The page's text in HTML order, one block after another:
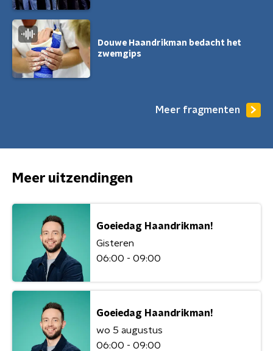
Douwe Haandrikman bedacht het
zwemgips
Meer fragmenten
Meer uitzendingen
Goeiedag Haandrikman!
Gisteren
06:00 - 09:00
Goeiedag Haandrikman!
wo 5 augustus
06:00 - 09:00